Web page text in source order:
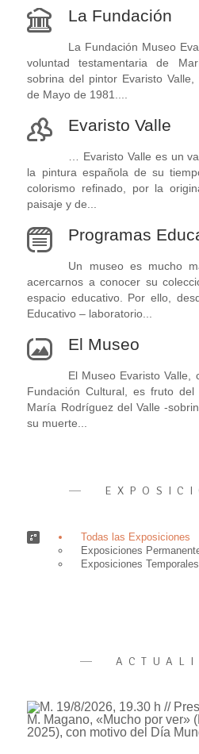
La Fundación
La Fundación Museo
voluntad testamentaria de
sobrina del pintor Evaristo
de Mayo de 1981....
Evaristo Valle
… Evaristo Valle es un
la pintura española de su
colorismo refinado, por la
paisaje y de...
Programas
Un museo es mucho
acercarnos a conocer su
espacio educativo. Por ello,
Educativo – laboratorio...
El Museo
El Museo Evaristo Valle,
Fundación Cultural, es fruto
María Rodríguez del Valle -
su muerte...
Todas las Exposiciones
Exposiciones
Exposiciones Temporales